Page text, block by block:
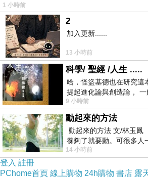
an011TX，問過幾間經銷商都表示舊
舊款庫存了，剛好看到燦坤快3網頁上
約到門市付款取貨。有的時候這些商品
的，於是乎，這一款CP值破表的：
GT940 電競獨顯筆電 15-an011TX，
快閃購物日，趁著燦坤快三會員特典
低價限量商品再辛苦也值得！
HP 15-an011TX Ci5 GT940 電
an011TX
1 小時前
2
加入更新......
13 小時前
科學/ 聖經 /人生 .....
哈，怪盜基德也在研究
提起進化論與創造論，
時間就有「 進化論很科
9 小時前
動起來的方法
動起來的方法 文/林
養夠了就要動。可很多人
14 小時前
登入 註冊
PChome首頁 線上購物 24h購物 書店 露